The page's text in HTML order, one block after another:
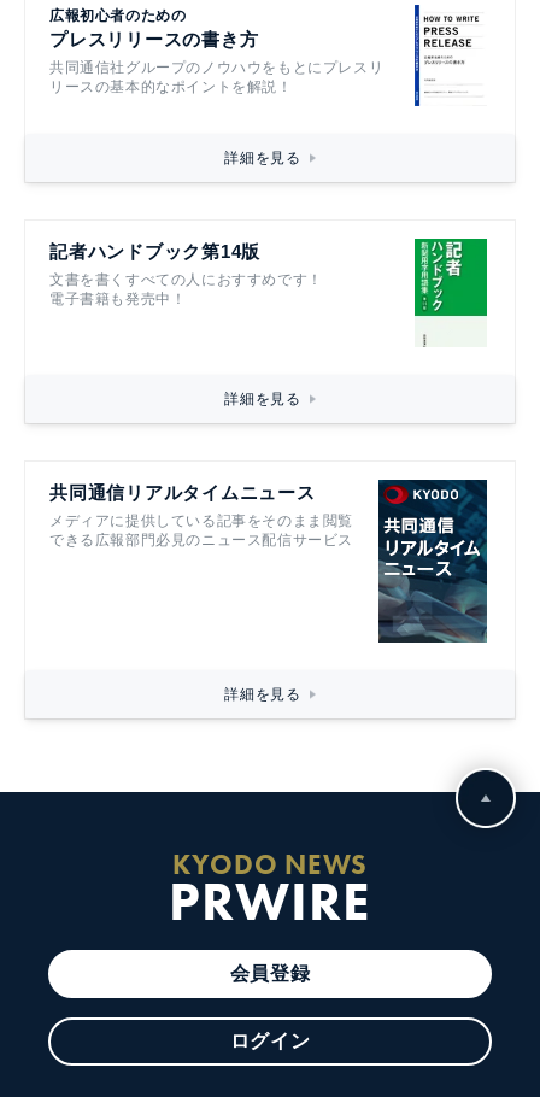
広報初心者のための
プレスリリースの書き方
共同通信社グループのノウハウをもとにプレスリ
リースの基本的なポイントを解説！
詳細を見る
記者ハンドブック第14版
文書を書くすべての人におすすめです！
電子書籍も発売中！
詳細を見る
共同通信リアルタイムニュース
メディアに提供している記事をそのまま閲覧
できる広報部門必見のニュース配信サービス
詳細を見る
KYODO NEWS
PRWIRE
会員登録
ログイン